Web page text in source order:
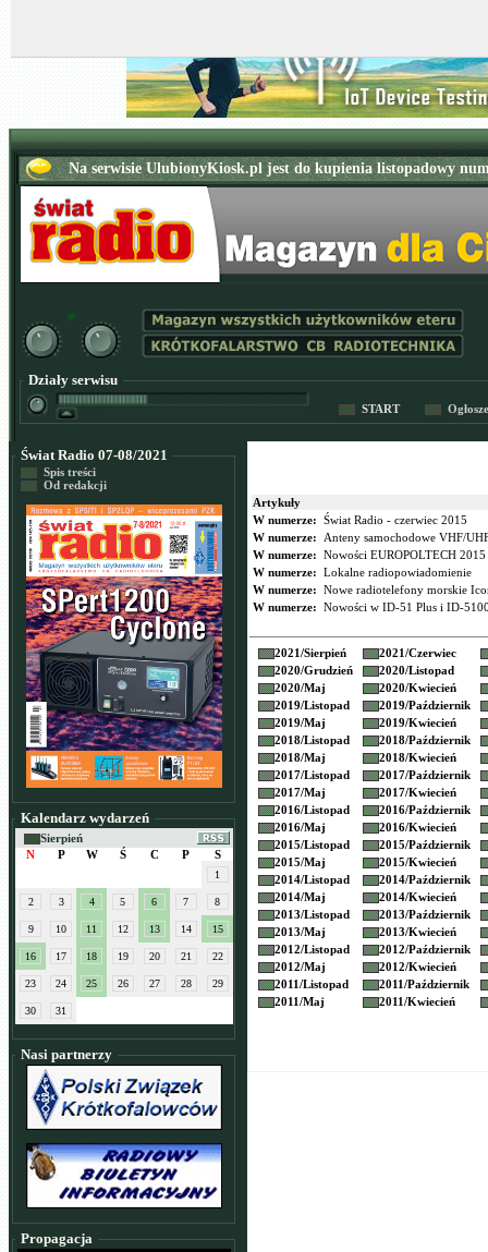
Działy serwisu
START
Świat Radio 07-08/2021
Spis treści
Od redakcji
Kalendarz wydarzeń
Sierpień
N
P W Ś C P S
1
2 3 4 5 6 7 8
9 10 11 12 13 14 15
16 17 18 19 20 21 22
23 24 25 26 27 28 29
30 31
Nasi partnerzy
Propagacja
Artykuły
W numerze: Świat Radio - czerwiec 2015
W numerze:
Anteny samochodowe VHF/
W numerze: Nowości EUROPOLTECH 2015
W numerze: Lokalne radiopowiadomienie
W numerze: Nowe radiotelefony morskie
W numerze: Nowości w ID-51 Plus i ID-
2021/Sierpień 2021/Czerwiec
2020/Grudzień 2020/Listopad
2020/Maj 2020/Kwiecień
2019/Listopad 2019/Październik
2019/Maj 2019/Kwiecień
2018/Listopad 2018/Październik
2018/Maj 2018/Kwiecień
2017/Listopad 2017/Październik
2017/Maj 2017/Kwiecień
2016/Listopad 2016/Październik
2016/Maj 2016/Kwiecień
2015/Listopad 2015/Październik
2015/Maj 2015/Kwiecień
2014/Listopad 2014/Październik
2014/Maj 2014/Kwiecień
2013/Listopad 2013/Październik
2013/Maj 2013/Kwiecień
2012/Listopad 2012/Październik
2012/Maj 2012/Kwiecień
2011/Listopad 2011/Październik
2011/Maj 2011/Kwiecień